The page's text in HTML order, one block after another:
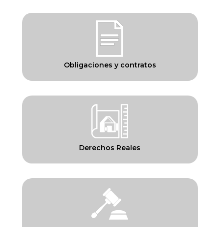
Obligaciones y contratos
Derechos Reales